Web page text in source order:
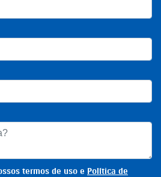
termos de uso e Política de